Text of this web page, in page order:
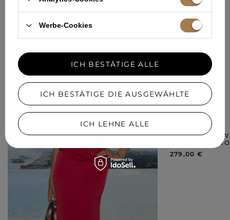
IHRE MEINUNG HINZUFÜGEN
Für Ihre Bewertung erhalten Sie15 Pkt.
IN EINER ÄHNLICHEN FARBE
HAYAMI –
PLISSIERTER
279,00 €
Werbe-Cookies
ICH BESTÄTIGE DIE AUSGEWÄHLTE
ICH LEHNE ALLE
ICH BESTÄTIGE ALLE